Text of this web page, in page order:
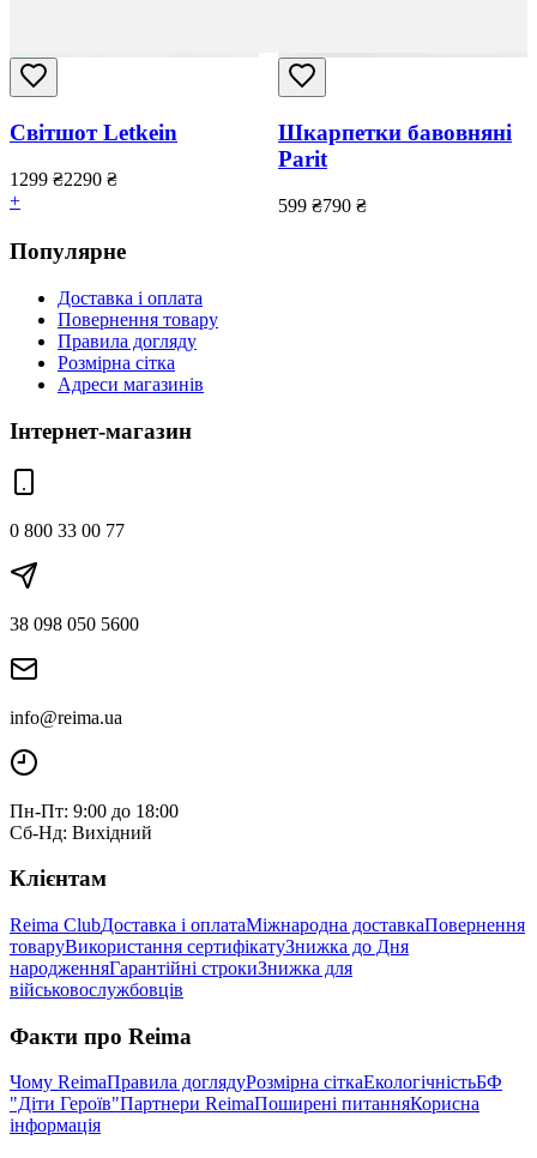
Світшот Letkein
1299 ₴2290 ₴
+
Шкарпетки бавовняні
Parit
599 ₴790 ₴
Популярне
Доставка і оплата
Повернення товару
Правила догляду
Розмірна сітка
Адреси магазинів
Інтернет-магазин
0 800 33 00 77
38 098 050 5600
info@reima.ua
Пн-Пт: 9:00 до 18:00
Сб-Нд: Вихідний
Клієнтам
Reima ClubДоставка і оплатаМіжнародна доставкаПовернення
товаруВикористання сертифікатуЗнижка до Дня
народженняГарантійні строкиЗнижка для
військовослужбовців
Факти про Reima
Чому ReimaПравила доглядуРозмірна сіткаЕкологічністьБФ
"Діти Героїв"Партнери ReimaПоширені питанняКорисна
інформація